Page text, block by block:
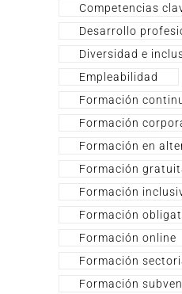
Competencias
Desarrollo
Diversidad e
Empleabilidad
Formación
Formación
Formación en
Formación
Formación
Formación
Formación online
Formación
Formación